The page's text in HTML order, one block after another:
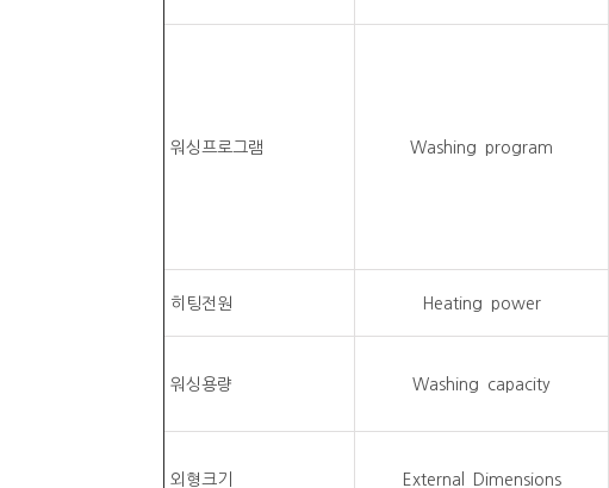
워싱프로그램 Washing program
히팅전원 Heating power
워싱용량 Washing capacity
외형크기 External Dimensions